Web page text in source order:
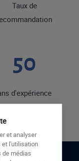
Taux de
50
d'expérience
et analyser
l'utilisation
de médias